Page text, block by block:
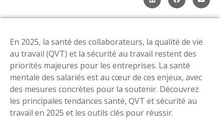
En 2025, la santé des collaborateurs, la qualité de vie
au travail (QVT) et la sécurité au travail restent des
priorités majeures pour les entreprises. La santé
mentale des salariés est au cœur de ces enjeux, avec
des mesures concrètes pour la soutenir. Découvrez
les principales tendances santé, QVT et sécurité au
travail en 2025 et les outils clés pour réussir.